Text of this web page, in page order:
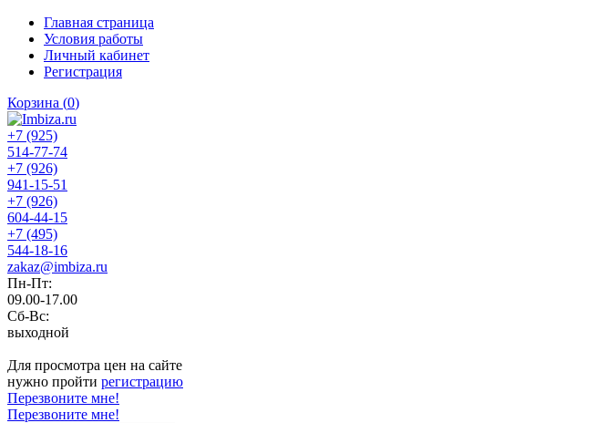
Главная страница
Условия работы
Личный кабинет
Регистрация
Корзина (0)
+7 (925)
514-77-74
+7 (926)
941-15-51
+7 (926)
604-44-15
+7 (495)
544-18-16
zakaz@imbiza.ru
Пн-Пт:
09.00-17.00
Сб-Вс:
выходной
Для просмотра цен на сайте
нужно пройти регистрацию
Перезвоните мне!
Перезвоните мне!